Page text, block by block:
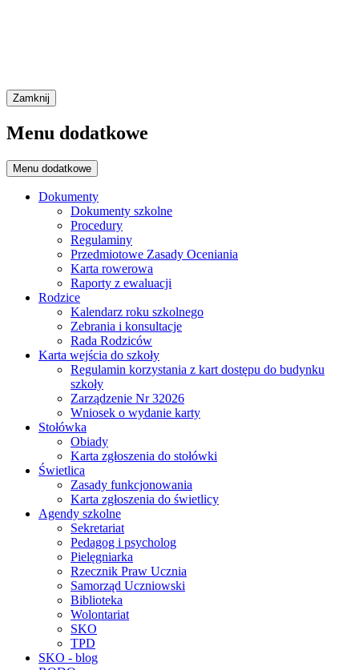
Zamknij
Menu dodatkowe
Menu dodatkowe
Dokumenty
Dokumenty szkolne
Procedury
Regulaminy
Przedmiotowe Zasady Oceniania
Karta rowerowa
Raporty z ewaluacji
Rodzice
Kalendarz roku szkolnego
Zebrania i konsultacje
Rada Rodziców
Karta wejścia do szkoły
Regulamin korzystania z kart dostępu do budynku
szkoły
Zarządzenie Nr 32026
Wniosek o wydanie karty
Stołówka
Obiady
Karta zgłoszenia do stołówki
Świetlica
Zasady funkcjonowania
Karta zgłoszenia do świetlicy
Agendy szkolne
Sekretariat
Pedagog i psycholog
Pielęgniarka
Rzecznik Praw Ucznia
Samorząd Uczniowski
Biblioteka
Wolontariat
SKO
TPD
SKO - blog